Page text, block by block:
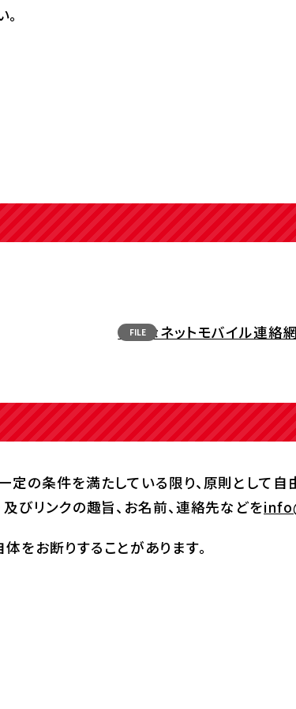
きずなネットモバイル連絡
定の条件を満たしている限り、原則として自
びリンクの趣旨、お名前、連絡先などを
をお断りすることがあります。